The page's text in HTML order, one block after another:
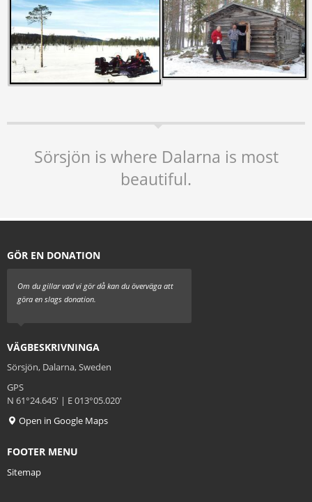
Sörsjön is where Dalarna is most
beautiful.
GÖR EN DONATION
Om du gillar vad vi gör då kan du överväga att
göra en slags donation.
VÄGBESKRIVNINGA
Sörsjön, Dalarna, Sweden
GPS
N 61°24.645' | E 013°05.020'
Open in Google Maps
FOOTER MENU
Sitemap